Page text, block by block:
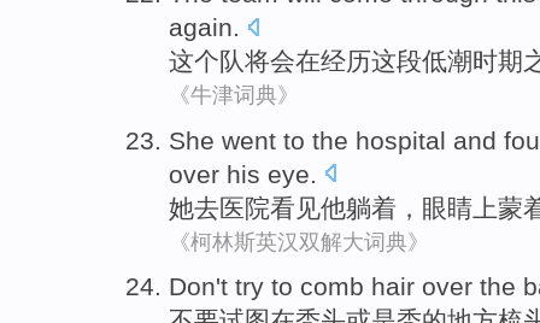
again.
这个队将会在经历这段低潮时期
《牛津词典》
She went to the hospital and
over his eye.
她去医院看见他躺着，眼睛 上蒙
《柯林斯英汉双解大词典》
Don't try to comb hair over the